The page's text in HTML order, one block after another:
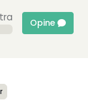
Opine